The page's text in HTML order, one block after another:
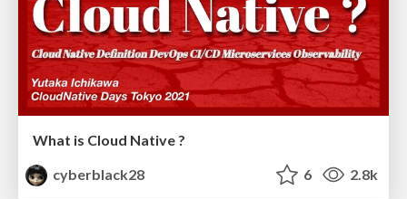
What is Cloud Native ?
cyberblack28
6 2.8k